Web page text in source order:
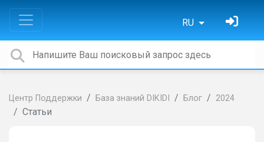
RU
Центр Поддержки База знаний DIKIDI Блог 2024
Статьи